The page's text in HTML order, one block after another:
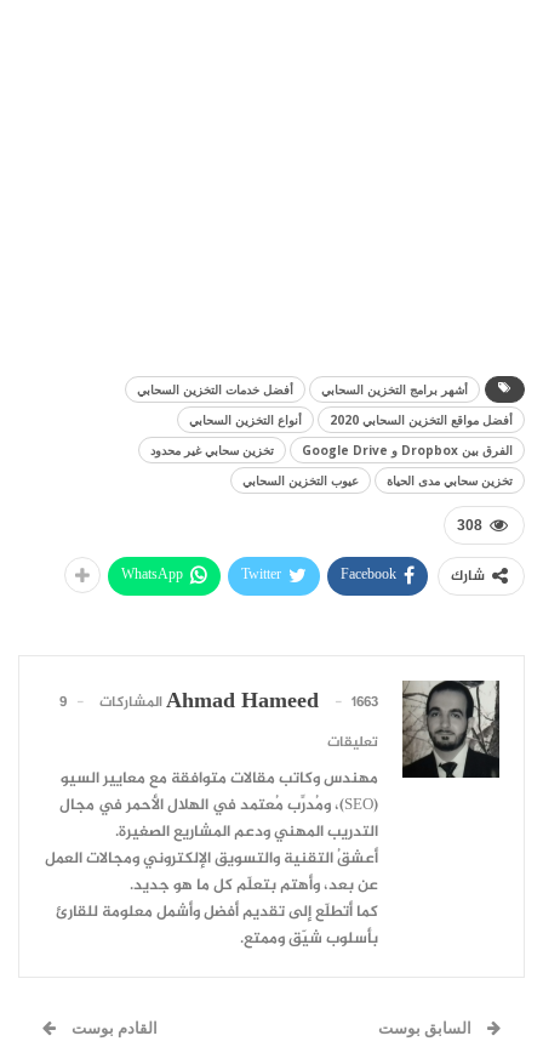
أشهر برامج التخزين السحابي
أفضل خدمات التخزين السحابي
أفضل مواقع التخزين السحابي 2020
أنواع التخزين السحابي
الفرق بين Dropbox و Google Drive
تخزين سحابي غير محدود
تخزين سحابي مدى الحياة
عيوب التخزين السحابي
308
شارك Facebook
Twitter
WhatsApp
Ahmad Hameed 1663 المشاركات
9
تعليقات
مهندس وكاتب مقالات متوافقة مع معايير السيو
(SEO)، ومُدرِّب مُعتمد في الهلال الأحمر في مجال
التدريب المهني ودعم المشاريع الصغيرة.
أعشقُ التقنية والتسويق الإلكتروني ومجالات العمل
عن بعد، وأهتم بتعلّم كل ما هو جديد.
كما أتطلّع إلى تقديم أفضل وأشمل معلومة للقارئ
بأسلوب شيّق وممتع.
السابق بوست القادم بوست